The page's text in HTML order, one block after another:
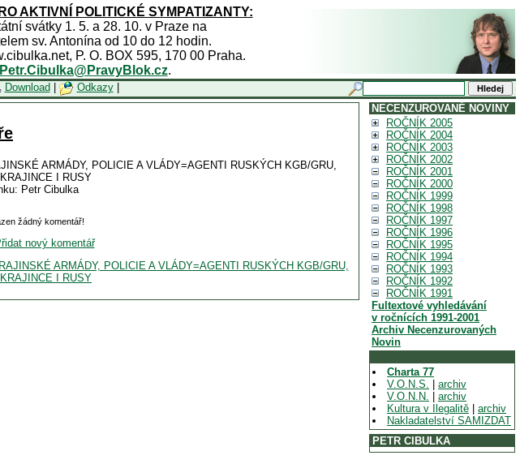
AKTIVNÍ POLITICKÉ SYMPATIZANTY:
svátky 1. 5. a 28. 10. v Praze na
sv. Antonína od 10 do 12 hodin.
P. O. BOX 595, 170 00 Praha.
Petr.Cibulka@PravyBlok.cz.
Download Odkazy|
ARMÁDY, POLICIE A VLÁDY=AGENTI RUSKÝCH KGB/GRU,
I RUSY
Petr Cibulka
žádný komentář!
nový komentář
ARMÁDY, POLICIE A VLÁDY=AGENTI RUSKÝCH KGB/GRU,
I RUSY
NECENZUROVANÉ NOVINY
ROČNÍK 2005
ROČNÍK 2004
ROČNÍK 2003
ROČNÍK 2002
ROČNÍK 2001
ROČNÍK 2000
ROČNÍK 1999
ROČNÍK 1998
ROČNÍK 1997
ROČNÍK 1996
ROČNÍK 1995
ROČNÍK 1994
ROČNÍK 1993
ROČNÍK 1992
ROČNÍK 1991
Fultextové vyhledávání
v ročnících 1991-2001
Archiv Necenzurovaných
Novin
Charta 77
V.O.N.S.
archiv
V.O.N.N.
archiv
Kultura v Ilegalitě
archiv
Nakladatelství SAMIZDAT
PETR CIBULKA